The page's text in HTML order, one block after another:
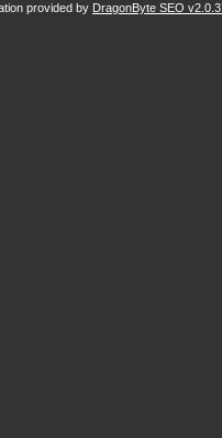
provided by DragonByte SEO